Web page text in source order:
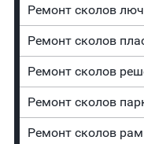
Ремонт сколов
Ремонт сколов
Ремонт сколов
Ремонт сколов
Ремонт сколов